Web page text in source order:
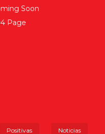
Soon
Page
Positivas Noticias